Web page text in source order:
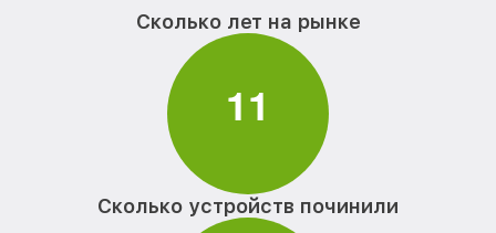
Сколько лет на рынке
11
Сколько устройств починили